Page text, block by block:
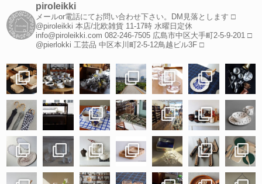
piroleikki
メールor電話にてお問い合わせ下さい。DM見落とします □
@piroleikki 本店/北欧雑貨 11-17時 水曜日定休
info@piroleikki.com 082-246-7505 広島市中区大手町2-5-9-201 □
@pierlokki 工芸品 中区本川町2-5-12鳥越ビル3F □